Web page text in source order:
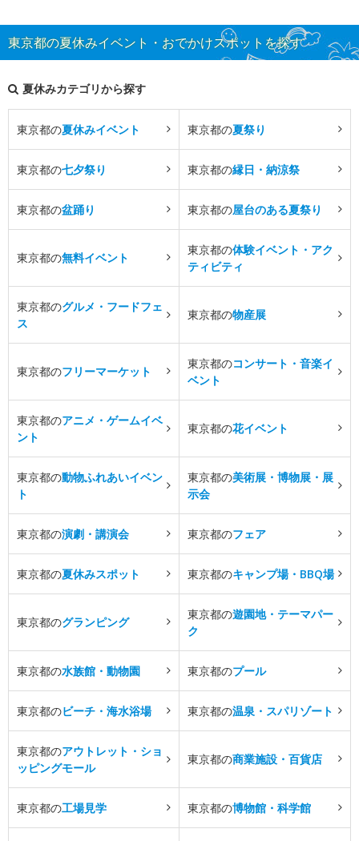
東京都の夏休みイベント・おでかけスポットを探す
夏休みカテゴリから探す
東京都の夏休みイベント 東京都の夏祭り
東京都の七夕祭り 東京都の縁日・納涼祭
東京都の盆踊り 東京都の屋台のある夏祭り
東京都の無料イベント
東京都の体験イベント・アク
ティビティ
東京都のグルメ・フードフェ
ス
東京都の物産展
東京都のフリーマーケット
東京都のコンサート・音楽イ
ベント
東京都のアニメ・ゲームイベ
ント
東京都の花イベント
東京都の動物ふれあいイベン
ト
東京都の美術展・博物展・展
示会
東京都の演劇・講演会 東京都のフェア
東京都の夏休みスポット 東京都のキャンプ場・BBQ場
東京都のグランピング
東京都の遊園地・テーマパー
ク
東京都の水族館・動物園 東京都のプール
東京都のビーチ・海水浴場 東京都の温泉・スパリゾート
東京都のアウトレット・ショ
ッピングモール
東京都の商業施設・百貨店
東京都の工場見学 東京都の博物館・科学館